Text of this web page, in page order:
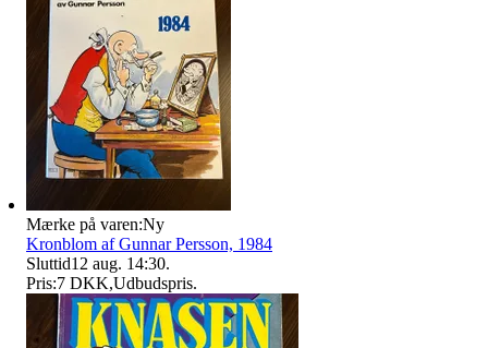
Mærke på varen:Ny
Kronblom af Gunnar Persson, 1984
Sluttid12 aug. 14:30.
Pris:7 DKK,Udbudspris.